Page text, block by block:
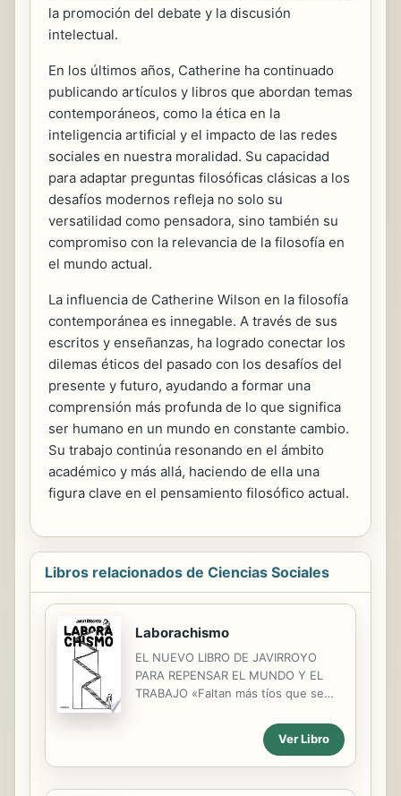
la promoción del debate y la discusión
intelectual.
En los últimos años, Catherine ha continuado
publicando artículos y libros que abordan temas
contemporáneos, como la ética en la
inteligencia artificial y el impacto de las redes
sociales en nuestra moralidad. Su capacidad
para adaptar preguntas filosóficas clásicas a los
desafíos modernos refleja no solo su
versatilidad como pensadora, sino también su
compromiso con la relevancia de la filosofía en
el mundo actual.
La influencia de Catherine Wilson en la filosofía
contemporánea es innegable. A través de sus
escritos y enseñanzas, ha logrado conectar los
dilemas éticos del pasado con los desafíos del
presente y futuro, ayudando a formar una
comprensión más profunda de lo que significa
ser humano en un mundo en constante cambio.
Su trabajo continúa resonando en el ámbito
académico y más allá, haciendo de ella una
figura clave en el pensamiento filosófico actual.
Libros relacionados de Ciencias Sociales
Laborachismo
EL NUEVO LIBRO DE JAVIRROYO
PARA REPENSAR EL MUNDO Y EL
TRABAJO «Faltan más tíos que se
Pueblo «Bofetadas gráficas de un
hombre para que otros hombres
espabilen y le planten cara al
Ver Libro